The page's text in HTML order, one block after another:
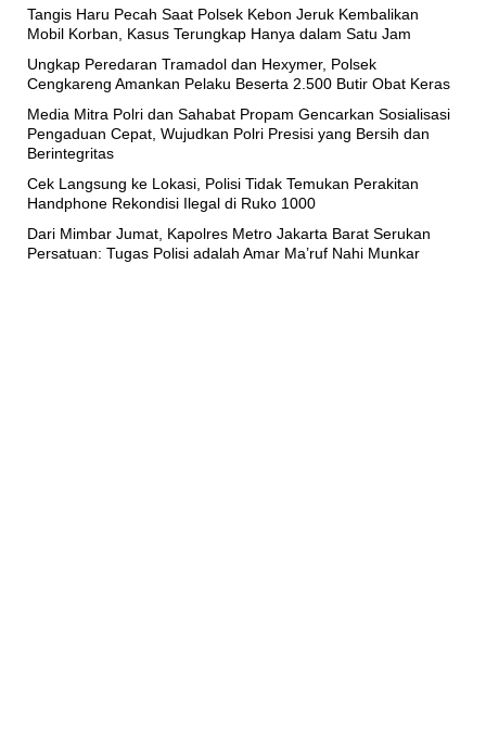
Tangis Haru Pecah Saat Polsek Kebon Jeruk Kembalikan
Mobil Korban, Kasus Terungkap Hanya dalam Satu Jam
Ungkap Peredaran Tramadol dan Hexymer, Polsek
Cengkareng Amankan Pelaku Beserta 2.500 Butir Obat Keras
Media Mitra Polri dan Sahabat Propam Gencarkan Sosialisasi
Pengaduan Cepat, Wujudkan Polri Presisi yang Bersih dan
Berintegritas
Cek Langsung ke Lokasi, Polisi Tidak Temukan Perakitan
Handphone Rekondisi Ilegal di Ruko 1000
Dari Mimbar Jumat, Kapolres Metro Jakarta Barat Serukan
Persatuan: Tugas Polisi adalah Amar Ma’ruf Nahi Munkar